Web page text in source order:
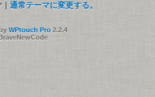
| 通常テーマに変更する。
WPtouch Pro2.2.4